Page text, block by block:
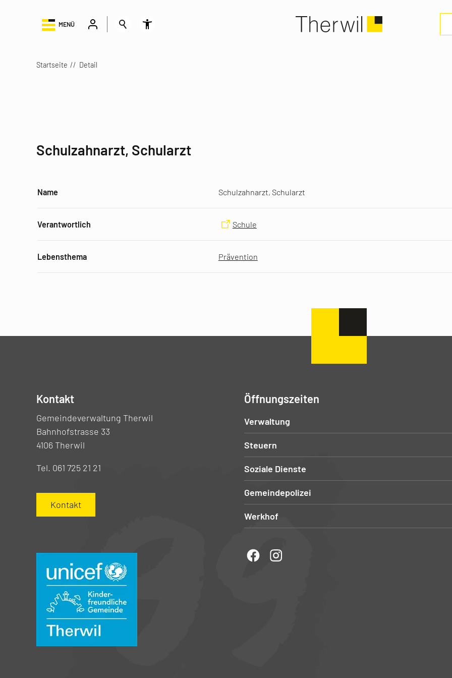
MENÜ
Startseite Detail
Schulzahnarzt, Schularzt
Name Schulzahnarzt, Schularzt
Verantwortlich Schule
Lebensthema Prävention
Kontakt
Gemeindeverwaltung Therwil
Bahnhofstrasse 33
4106 Therwil
Tel. 061 725 21 21
Kontakt
Öffnungszeiten
Verwaltung
Steuern
Soziale Dienste
Gemeindepolizei
Werkhof